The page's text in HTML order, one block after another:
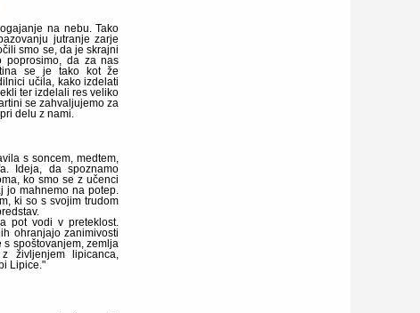
na nebu. Tako
jutranje zarje
smo se, da je skrajni
poprosimo, da za nas
se je tako kot že
učila, kako izdelati
ter izdelali res veliko
se zahvaljujemo za
delu z nami.
s soncem, medtem,
Ideja, da spoznamo
ko smo se z učenci
jo mahnemo na potep.
ki so s svojim trudom
pot vodi v preteklost.
ohranjajo zanimivosti
spoštovanjem, zemlja
življenjem lipicanca,
Lipice."